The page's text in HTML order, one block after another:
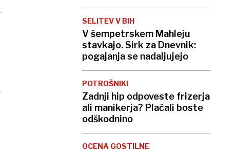
SELITEV V BIH
V šempetrskem Mahleju
stavkajo. Sirk za Dnevnik:
pogajanja se nadaljujejo
POTROŠNIKI
Zadnji hip odpoveste frizerja
ali manikerja? Plačali boste
odškodnino
OCENA GOSTILNE